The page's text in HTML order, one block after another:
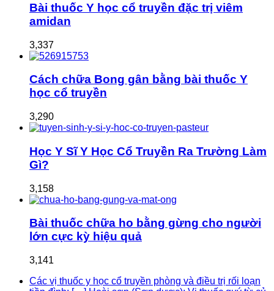
Bài thuốc Y học cổ truyền đặc trị viêm
amidan
3,337
Cách chữa Bong gân bằng bài thuốc Y
học cổ truyền
3,290
Học Y Sĩ Y Học Cổ Truyền Ra Trường Làm
Gì?
3,158
Bài thuốc chữa ho bằng gừng cho người
lớn cực kỳ hiệu quả
3,141
Các vị thuốc y học cổ truyền phòng và điều trị rối loạn